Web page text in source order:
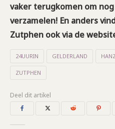
vaker terugkomen om
verzamelen! En anders
Zutphen ook via de
24UURIN GELDERLAND
ZUTPHEN
Deel dit artikel